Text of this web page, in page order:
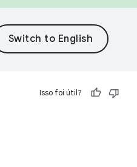
Isso foi útil?